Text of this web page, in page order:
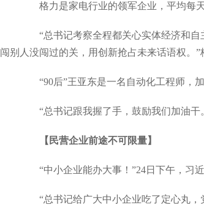
格力是家电行业的领军企业，平均每天
“总书记考察全程都关心实体经济和自
闯别人没闯过的关，用创新抢占未来话语权。”
“90后”王亚东是一名自动化工程师，加
“总书记跟我握了手，鼓励我们加油干
【民营企业前途不可限量】
“中小企业能办大事！”24日下午，习近
“总书记给广大中小企业吃了定心丸，